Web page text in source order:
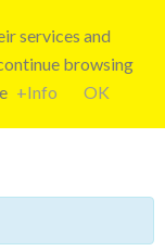
services and
browsing
+Info OK